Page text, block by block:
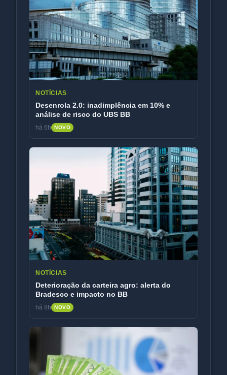
NOTÍCIAS
Desenrola 2.0: inadimplência em 10% e
análise de risco do UBS BB
há 6h NOVO
NOTÍCIAS
Deterioração da carteira agro: alerta do
Bradesco e impacto no BB
há 8h NOVO